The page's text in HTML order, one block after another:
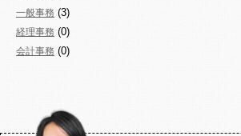
一般事務 (3)
経理事務 (0)
会計事務 (0)